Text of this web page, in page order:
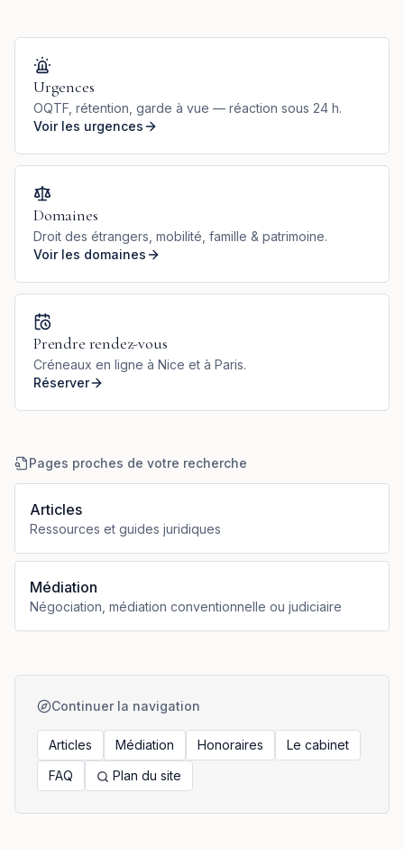
Urgences
OQTF, rétention, garde à vue — réaction sous 24 h.
Voir les urgences
Domaines
Droit des étrangers, mobilité, famille & patrimoine.
Voir les domaines
Prendre rendez-vous
Créneaux en ligne à Nice et à Paris.
Réserver
Pages proches de votre recherche
Articles
Ressources et guides juridiques
Médiation
Négociation, médiation conventionnelle ou judiciaire
Continuer la navigation
Articles Médiation Honoraires
Le cabinet
FAQ
Plan du site